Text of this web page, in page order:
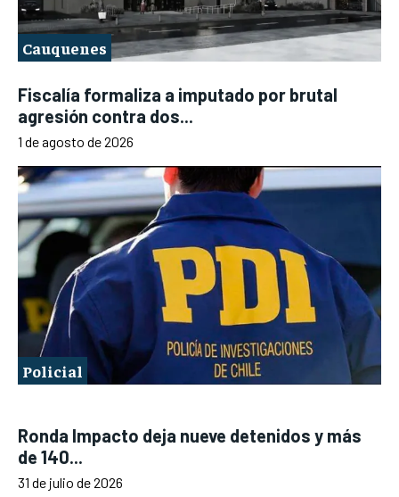
Cauquenes
Fiscalía formaliza a imputado por brutal
agresión contra dos...
1 de agosto de 2026
Policial
Ronda Impacto deja nueve detenidos y más
de 140...
31 de julio de 2026